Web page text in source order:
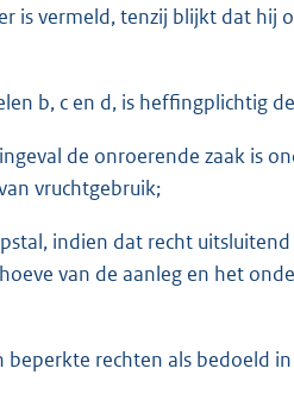
is vermeld, tenzij blijkt dat hij
b, c en d, is heffingplichtig
de onroerende zaak is
vruchtgebruik;
indien dat recht
van de aanleg en het
rechten als bedoeld